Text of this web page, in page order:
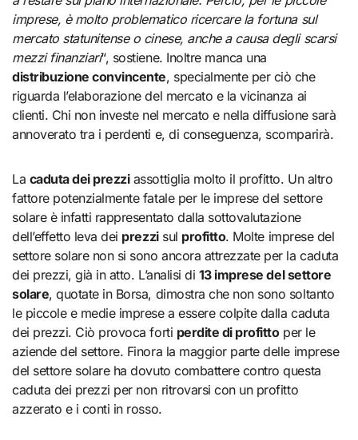
imprese, è molto problematico ricercare la fortuna sul
mercato statunitense o cinese, anche a causa degli scarsi
mezzi finanziari“, sostiene. Inoltre manca una
distribuzione convincente, specialmente per ciò che
riguarda l’elaborazione del mercato e la vicinanza ai
clienti. Chi non investe nel mercato e nella diffusione sarà
annoverato tra i perdenti e, di conseguenza, scomparirà.
La caduta dei prezziassottiglia molto il profitto. Un altro
fattore potenzialmente fatale per le imprese del settore
solare è infatti rappresentato dalla sottovalutazione
dell’effetto leva dei prezzisul profitto. Molte imprese del
settore solare non si sono ancora attrezzate per la caduta
dei prezzi, già in atto. L’analisi di 13 imprese del settore
solare, quotate in Borsa, dimostra che non sono soltanto
le piccole e medie imprese a essere colpite dalla caduta
dei prezzi. Ciò provoca forti perdite di profittoper le
aziende del settore. Finora la maggior parte delle imprese
del settore solare ha dovuto combattere contro questa
caduta dei prezzi per non ritrovarsi con un profitto
azzerato e i conti in rosso.